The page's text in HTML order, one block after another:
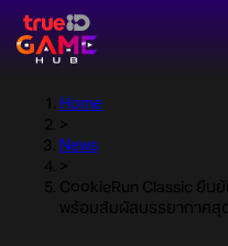
Home
>
News
>
CookieRun Classic ยืนยั
พร้อมสัมผัสบรรยากาศสุ